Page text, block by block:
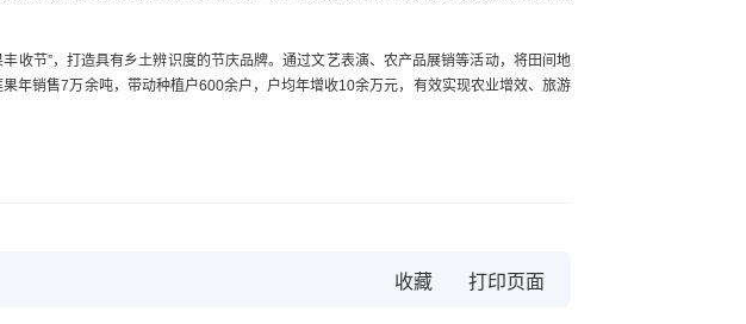
收节”，打造具有乡土辨识度的节庆品牌。通过文艺表演、农产品展销等活动，将田间地
年销售7万余吨，带动种植户600余户，户均年增收10余万元，有效实现农业增效、旅游
收藏